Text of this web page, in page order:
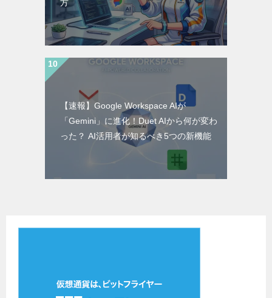
方
【速報】Google Workspace AIが
「Gemini」に進化！Duet AIから何が変わ
った？ AI活用者が知るべき5つの新機能